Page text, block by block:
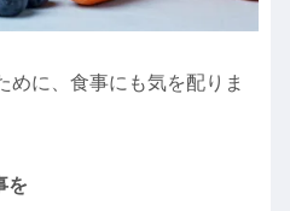
めに、食事にも気を配りま
を